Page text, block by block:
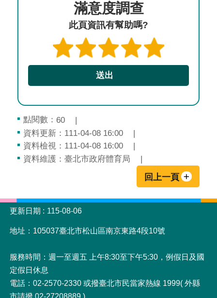
滿意度調查
此頁資訊有幫助嗎?
點閱數： 60
資料更新：111-04-08 16:00
資料檢視：111-04-08 16:00
資料維護：臺北市政府體育局
回上一頁
:::
更新日期
115-08-06
地址：105037臺北市松山區南京東路4段10號
服務時間：週一至週五 上午8:30至下午5:30，例假日及國
定假日休息
電話：02-2570-2330 或撥臺北市民當家熱線 1999( 外縣
市請撥 02-27208889 )